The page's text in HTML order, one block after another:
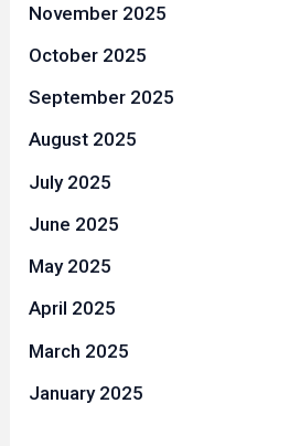
November 2025
October 2025
September 2025
August 2025
July 2025
June 2025
May 2025
April 2025
March 2025
January 2025